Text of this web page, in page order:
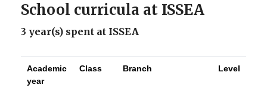
School curricula at ISSEA
3 year(s) spent at ISSEA
Academic
year
Class Branch Level